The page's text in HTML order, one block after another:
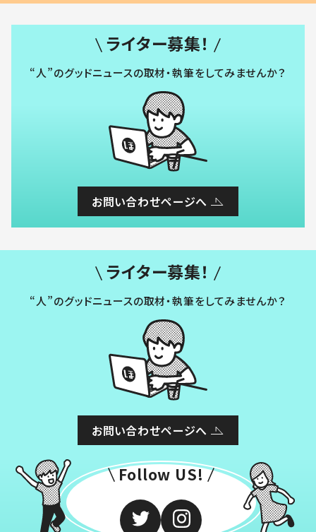
ライター募集！
“人”のグッドニュースの取材・執筆をしてみませんか？
お問い合わせページへ
ライター募集！
“人”のグッドニュースの取材・執筆をしてみませんか？
お問い合わせページへ
Follow US!